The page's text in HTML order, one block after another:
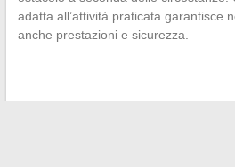
adatta all’attività praticata garantisce
anche prestazioni e sicurezza.